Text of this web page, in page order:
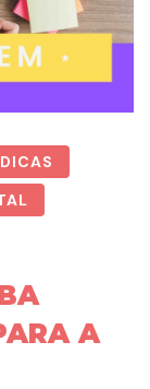
DICAS
A